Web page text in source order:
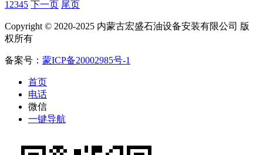
1 2345 下一页 尾页
Copyright © 2020-2025 内蒙古宏盛石油设备安装有限公司 版
权所有
备案号： 蒙ICP备20002985号-1
首页
电话
微信
一键导航